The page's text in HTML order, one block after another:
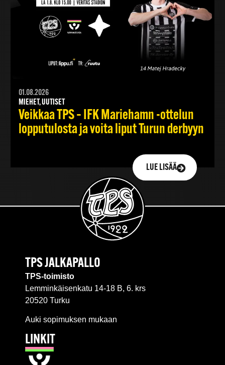
01.08.2026
MIEHET, UUTISET
Veikkaa TPS – IFK Mariehamn -ottelun
lopputulosta ja voita liput Turun derbyyn
LUE LISÄÄ
TPS JALKAPALLO
TPS-toimisto
Lemminkäisenkatu 14-18 B, 6. krs
20520 Turku
Auki sopimuksen mukaan
LINKIT